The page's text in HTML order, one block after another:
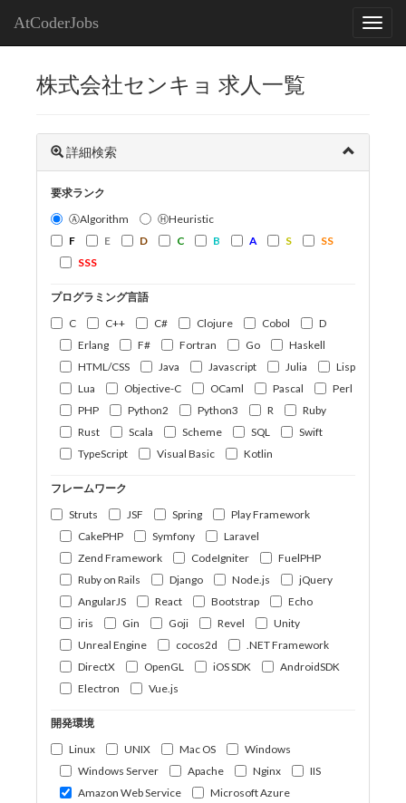
AtCoderJobs
株式会社センキョ 求人一覧
詳細検索
要求ランク
ⒶAlgorithm
ⒽHeuristic
F
E D C B A S
SS
SSS
プログラミング言語
C
C++ C# Clojure Cobol
D
Erlang
F# Fortran Go
Haskell
HTML/CSS
Java Javascript Julia
Lisp
Lua
Objective-C OCaml Pascal
Perl
PHP
Python2 Python3 R
Ruby
Rust
Scala Scheme SQL
Swift
TypeScript
Visual Basic Kotlin
フレームワーク
Struts
JSF Spring
Play Framework
CakePHP
Symfony
Laravel
Zend Framework
CodeIgniter
FuelPHP
Ruby on Rails
Django Node.js
jQuery
AngularJS
React Bootstrap
Echo
iris
Gin Goji Revel
Unity
Unreal Engine
cocos2d
.NET Framework
DirectX
OpenGL iOS SDK
AndroidSDK
Electron
Vue.js
開発環境
Linux
UNIX Mac OS
Windows
Windows Server
Apache Nginx
IIS
Amazon Web Service
Microsoft Azure